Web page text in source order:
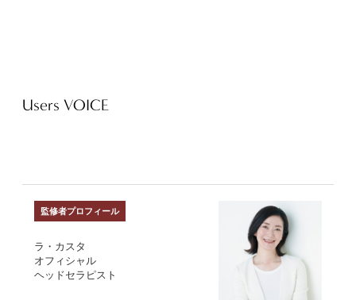
Users VOICE
監修者プロフィール
ラ・カスタ
オフィシャル
ヘッドセラピスト